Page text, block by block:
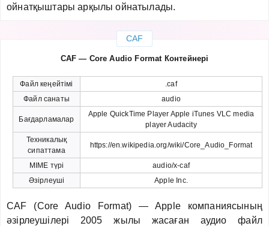
ойнатқыштары арқылы ойнатылады.
CAF
CAF — Core Audio Format Контейнері
Файл кеңейтімі
.caf
Файл санаты
audio
Бағдарламалар
Apple QuickTime Player Apple iTunes VLC media
player Audacity
Техникалық
сипаттама
https://en.wikipedia.org/wiki/Core_Audio_Format
MIME түрі
audio/x-caf
Әзірлеуші
Apple Inc.
CAF (Core Audio Format) — Apple компаниясының
әзірлеушілері 2005 жылы жасаған аудио файл